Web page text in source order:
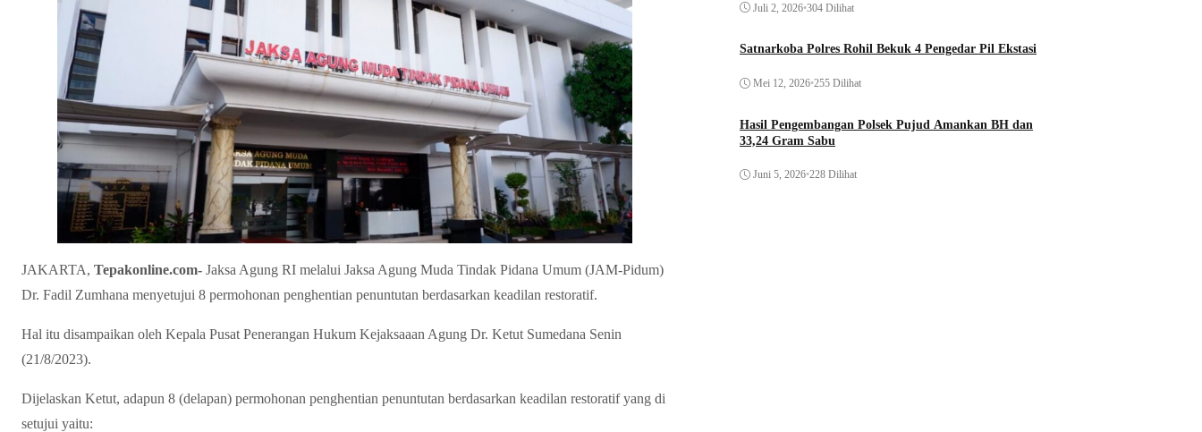
JAKARTA, Tepakonline.com- Jaksa Agung RI melalui Jaksa Agung Muda Tindak Pidana Umum (JAM-Pidum)
Dr. Fadil Zumhana menyetujui 8 permohonan penghentian penuntutan berdasarkan keadilan restoratif.
Hal itu disampaikan oleh Kepala Pusat Penerangan Hukum Kejaksaaan Agung Dr. Ketut Sumedana Senin
(21/8/2023).
Dijelaskan Ketut, adapun 8 (delapan) permohonan penghentian penuntutan berdasarkan keadilan restoratif yang di
setujui yaitu:
Juli 2, 2026•304 Dilihat
Satnarkoba Polres Rohil Bekuk 4 Pengedar Pil Ekstasi
Mei 12, 2026•255 Dilihat
Hasil Pengembangan Polsek Pujud Amankan BH dan
33,24 Gram Sabu
Juni 5, 2026•228 Dilihat